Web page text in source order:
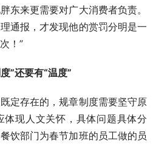
东来更需要对广大消费者负责。
通报，才发现他的赏罚分明是一
！”
”还要有“温度”
定存在的，规章制度需要坚守原
体现人文关怀，具体问题具体分
饮部门为春节加班的员工做的员